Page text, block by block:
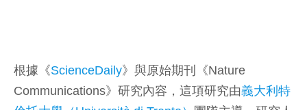
根據《ScienceDaily》與原始期刊《Nature
Communications》研究內容，這項研究由義大利特